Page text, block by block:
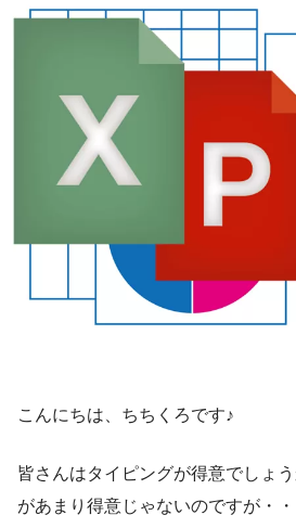
こんにちは、ちちくろです♪
皆さんはタイピングが得意でしょ
があまり得意じゃないのですが・